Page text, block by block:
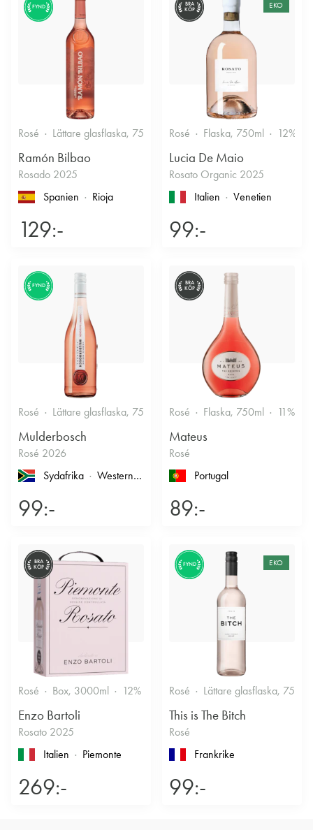
FYND
Rosé Lättare glasflaska, 750ml 12.5% Fruktigt & Smakrikt
Ramón Bilbao
Rosado 2025
Spanien
Rioja
129:-
BRA
KÖP
EKO
Rosé Flaska, 750ml 12%
Lucia De Maio
Rosato Organic 2025
Italien
Venetien
99:-
FYND
Rosé Lättare glasflaska, 750ml 12.5% Fruktigt & Smakrikt
Mulderbosch
Rosé 2026
Sydafrika
Western Cape , Coastal Region
99:-
BRA
KÖP
Rosé Flaska, 750ml 11%
Mateus
Rosé
Portugal
89:-
BRA
KÖP
Rosé Box, 3000ml 12% Friskt & Bärigt
Enzo Bartoli
Rosato 2025
Italien
Piemonte
269:-
FYND EKO
Rosé Lättare glasflaska, 750ml
This is The Bitch
Rosé
Frankrike
99:-